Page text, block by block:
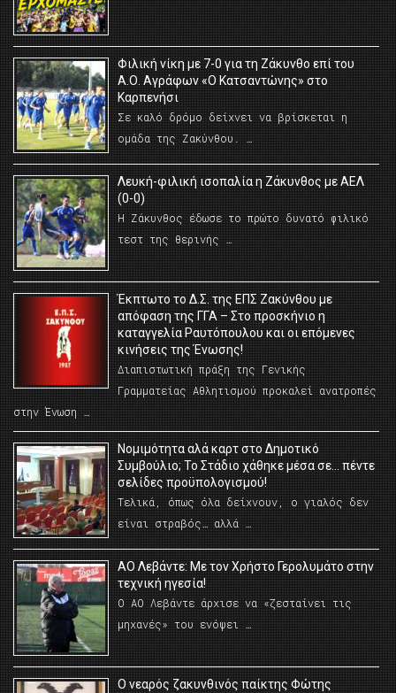
Φιλική νίκη με 7-0 για τη Ζάκυνθο επί του
Α.Ο. Αγράφων «Ο Κατσαντώνης» στο
Καρπενήσι
Σε καλό δρόμο δείχνει να βρίσκεται η
ομάδα της Ζακύνθου. …
Λευκή-φιλική ισοπαλία η Ζάκυνθος με ΑΕΛ
(0-0)
Η Ζάκυνθος έδωσε το πρώτο δυνατό φιλικό
τεστ της θερινής …
Έκπτωτο το Δ.Σ. της ΕΠΣ Ζακύνθου με
απόφαση της ΓΓΑ – Στο προσκήνιο η
καταγγελία Ραυτόπουλου και οι επόμενες
κινήσεις της Ένωσης!
Διαπιστωτική πράξη της Γενικής
Γραμματείας Αθλητισμού προκαλεί ανατροπές
στην Ένωση …
Νομιμότητα αλά καρτ στο Δημοτικό
Συμβούλιο; Το Στάδιο χάθηκε μέσα σε… πέντε
σελίδες προϋπολογισμού!
Τελικά, όπως όλα δείχνουν, ο γιαλός δεν
είναι στραβός… αλλά …
ΑΟ Λεβάντε: Με τον Χρήστο Γερολυμάτο στην
τεχνική ηγεσία!
Ο ΑΟ Λεβάντε άρχισε να «ζεσταίνει τις
μηχανές» του ενόψει …
O νεαρός ζακυνθινός παίκτης Φώτης